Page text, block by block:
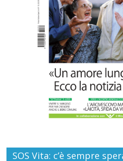
Paolo VI, un
della vita
6 Agosto 2026
SOS Vita: c’è sempre